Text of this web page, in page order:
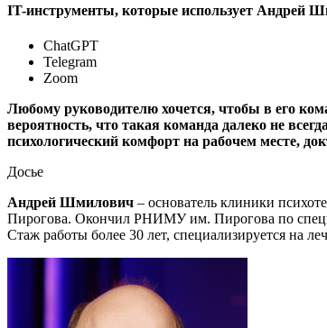
IT-инструменты, которые использует Андрей
ChatGPT
Telegram
Zoom
Любому руководителю хочется, чтобы в его
вероятность, что такая команда далеко не
психологический комфорт на рабочем месте,
Досье
Андрей Шмилович – основатель клиники
Пирогова. Окончил РНИМУ им. Пирогова по
Стаж работы более 30 лет, специализируется на